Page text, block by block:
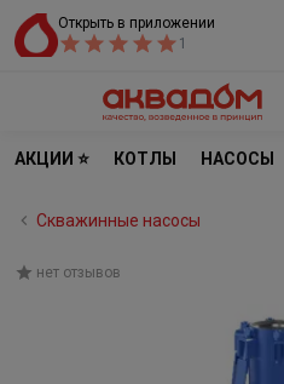
Открыть в приложении
1
АКЦИИ ⭐ КОТЛЫ НАСОСЫ
Скважинные насосы
нет отзывов